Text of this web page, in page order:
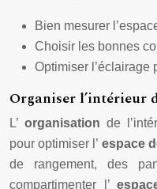
Bien mesurer
Choisir les bonnes
Optimiser
Organiser l’intérieur
L’ organisation de
pour optimiser l’ espace
de rangement, des
compartimenter l’